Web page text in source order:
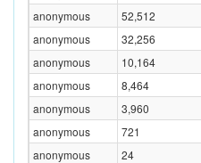
anonymous
52,512
anonymous
32,256
anonymous
10,164
anonymous
8,464
anonymous
3,960
anonymous
721
anonymous
24